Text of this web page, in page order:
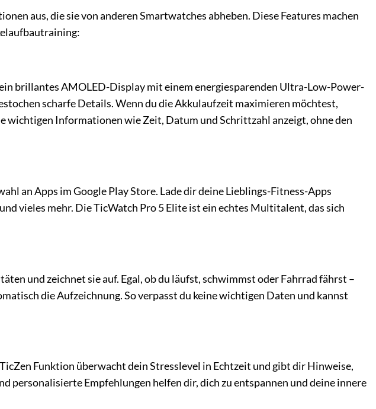
aus, die sie von anderen Smartwatches abheben. Diese Features machen
brillantes AMOLED-Display mit einem energiesparenden Ultra-Low-Power-
scharfe Details. Wenn du die Akkulaufzeit maximieren möchtest,
wichtigen Informationen wie Zeit, Datum und Schrittzahl anzeigt, ohne den
an Apps im Google Play Store. Lade dir deine Lieblings-Fitness-Apps
vieles mehr. Die TicWatch Pro 5 Elite ist ein echtes Multitalent, das sich
und zeichnet sie auf. Egal, ob du läufst, schwimmst oder Fahrrad fährst –
die Aufzeichnung. So verpasst du keine wichtigen Daten und kannst
Funktion überwacht dein Stresslevel in Echtzeit und gibt dir Hinweise,
personalisierte Empfehlungen helfen dir, dich zu entspannen und deine innere